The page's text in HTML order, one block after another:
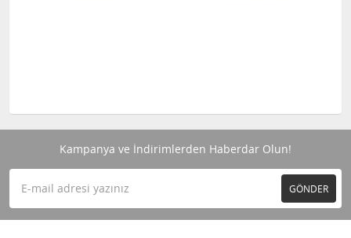
Kampanya ve İndirimlerden Haberdar Olun!
GÖNDER